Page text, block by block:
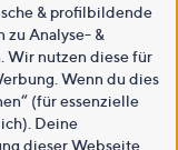
& profilbildende
zu Analyse- &
Wir nutzen diese für
Wenn du dies
(für essenzielle
Deine
dieser Webseite